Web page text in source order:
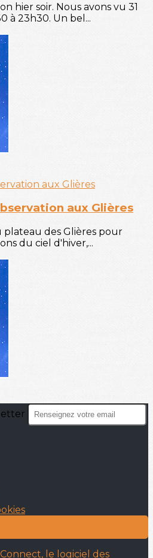
hier soir. Nous avons vu 31
à 23h30. Un bel...
aux Glières
plateau des Glières pour
du ciel d'hiver,...
le logiciel des